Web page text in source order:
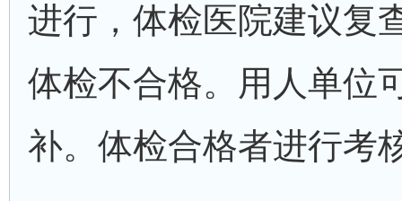
进行，体检医院建议复
体检不合格。用人单位
补。体检合格者进行考